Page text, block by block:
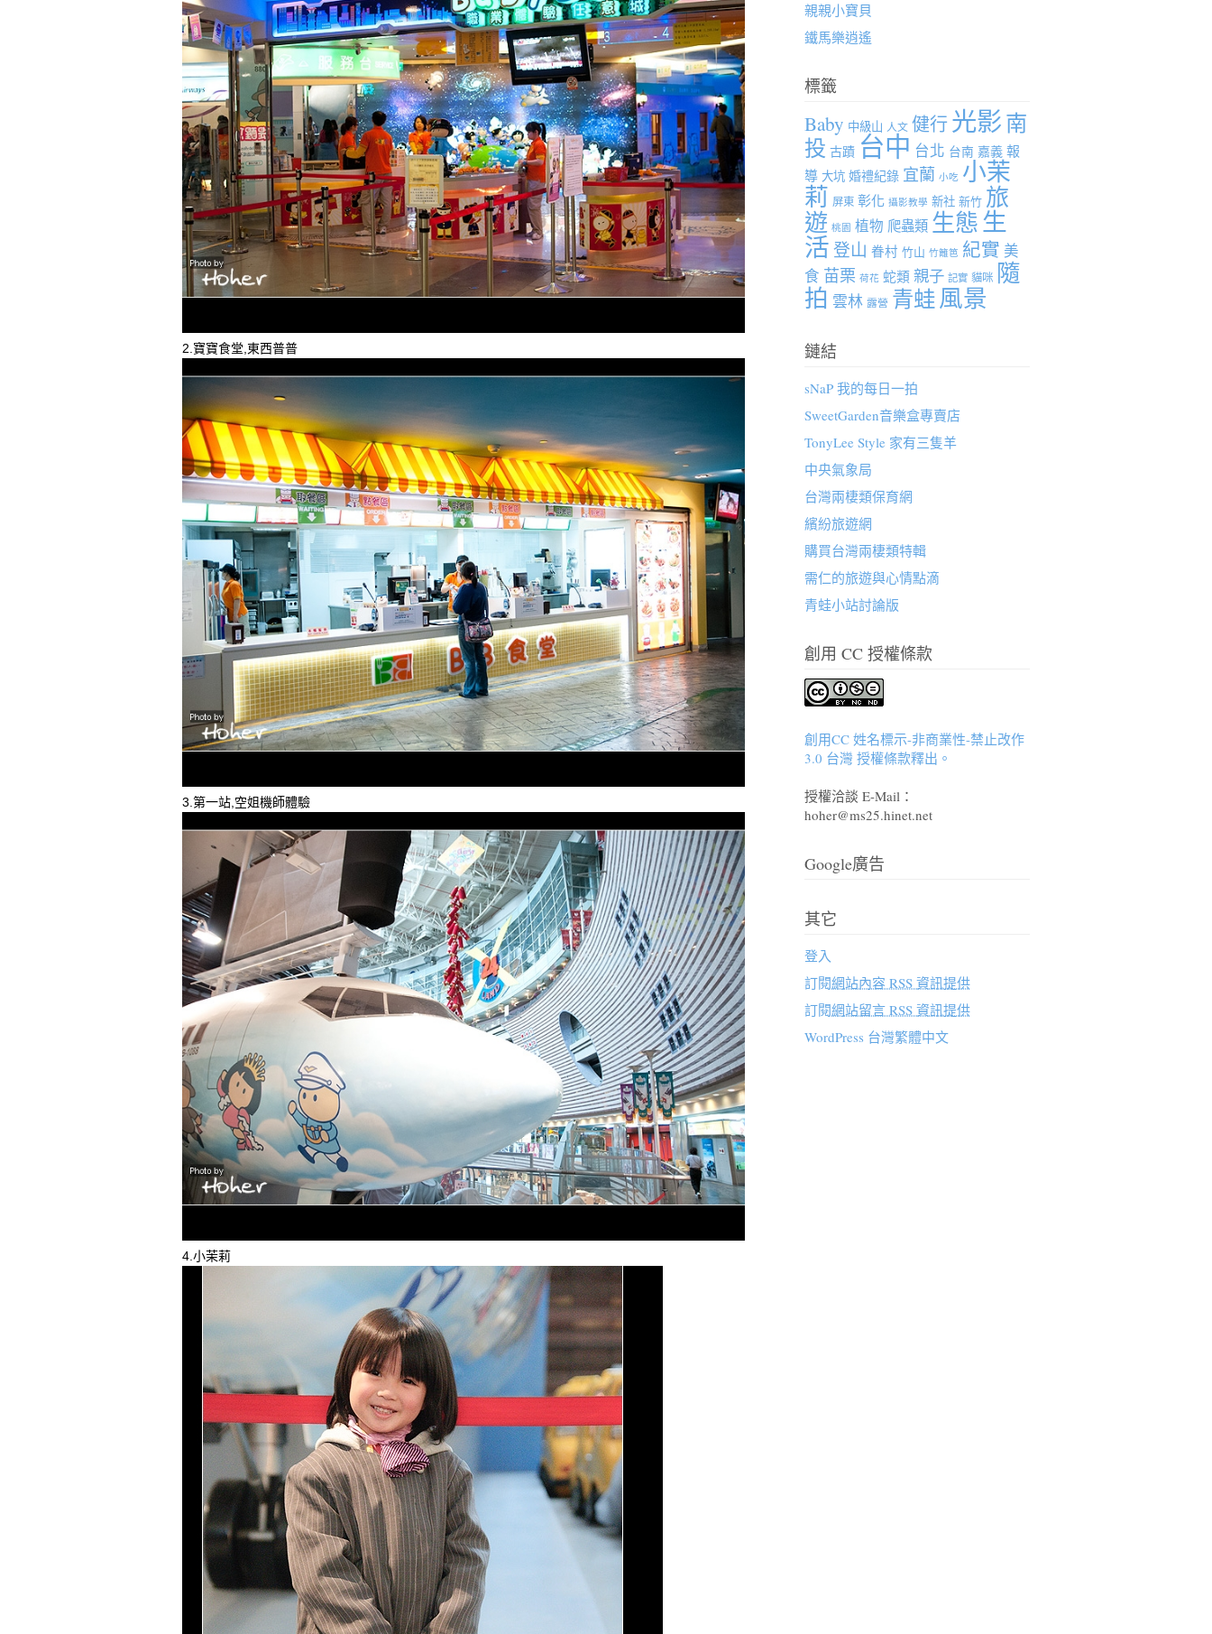
2.寶寶食堂,東西普普
3.第一站,空姐機師體驗
4.小茉莉
親親小寶貝
鐵馬樂逍遙
標籤
Baby 中級山 人文 健行光影南
投 古蹟 台中 台北 台南 嘉義 報
導 大坑 婚禮紀錄 宜蘭 小吃 小茉
莉 屏東 彰化 攝影教學 新社 新竹 旅
遊 桃園 植物 爬蟲類 生態生
活 登山 眷村 竹山 竹籬笆 紀實 美
食 苗栗 荷花 蛇類 親子 記實 貓咪 隨
拍 雲林 露營 青蛙風景
鏈結
sNaP 我的每日一拍
SweetGarden音樂盒專賣店
TonyLee Style 家有三隻羊
中央氣象局
台灣兩棲類保育網
繽紛旅遊網
購買台灣兩棲類特輯
需仁的旅遊與心情點滴
青蛙小站討論版
創用 CC 授權條款
創用CC 姓名標示-非商業性-禁止改作
3.0 台灣 授權條款釋出。
授權洽談 E-Mail：
hoher@ms25.hinet.net
Google廣告
其它
登入
訂閱網站內容 RSS 資訊提供
訂閱網站留言 RSS 資訊提供
WordPress 台灣繁體中文